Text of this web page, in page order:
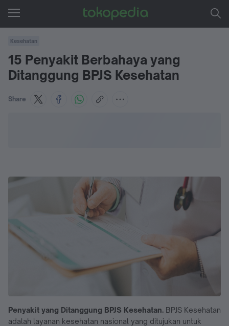
Kesehatan
15 Penyakit Berbahaya yang
Ditanggung BPJS Kesehatan
Share
Penyakit yang Ditanggung BPJS Kesehatan. BPJS Kesehatan
adalah layanan kesehatan nasional yang ditujukan untuk